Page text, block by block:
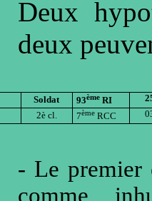
Deux
deux
Soldat 93èmeRI
2è cl. 7èmeRCC
- Le premier
comme